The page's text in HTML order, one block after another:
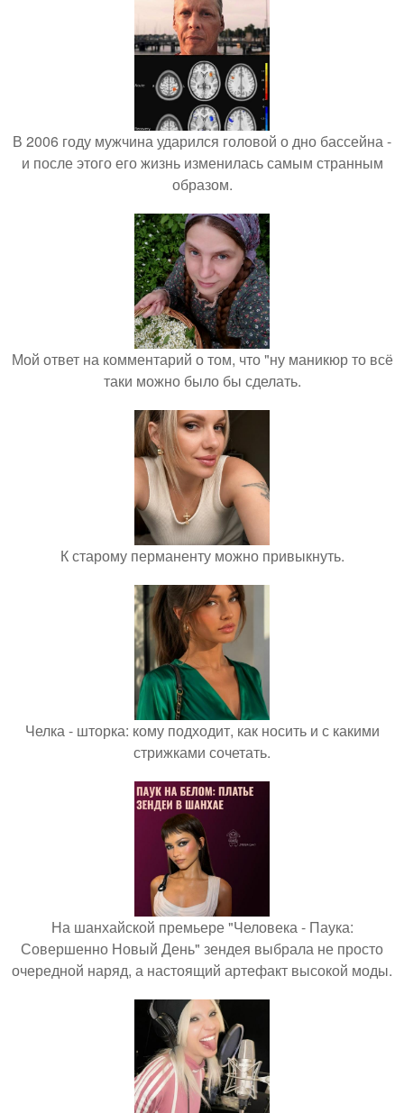
В 2006 году мужчина ударился головой о дно бассейна -
и после этого его жизнь изменилась самым странным
образом.
Мой ответ на комментарий о том, что "ну маникюр то всё
таки можно было бы сделать.
К старому перманенту можно привыкнуть.
Челка - шторка: кому подходит, как носить и с какими
стрижками сочетать.
На шанхайской премьере "Человека - Паука:
Совершенно Новый День" зендея выбрала не просто
очередной наряд, а настоящий артефакт высокой моды.